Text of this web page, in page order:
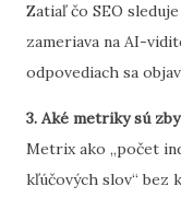
Zatiaľ čo SEO
zameriava na AI-
odpovediach sa
3. Aké metriky sú
Metrix ako „počet
kľúčových slov“ bez